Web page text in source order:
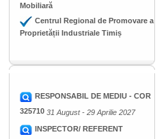
Mobiliară
Centrul Regional de Promovare a
Proprietății Industriale Timiș
RESPONSABIL DE MEDIU - COR
325710 31 August - 29 Aprilie 2027
INSPECTOR/ REFERENT